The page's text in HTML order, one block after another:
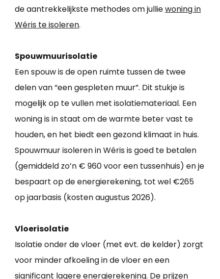
de aantrekkelijkste methodes om julliewoning in
Wéris te isoleren.
Spouwmuurisolatie
Een spouw is de open ruimte tussen de twee
delen van “een gespleten muur”. Dit stukje is
mogelijk op te vullen met isolatiemateriaal. Een
woning is in staat om de warmte beter vast te
houden, en het biedt een gezond klimaat in huis.
Spouwmuur isoleren in Wéris is goed te betalen
(gemiddeld zo’n € 960 voor een tussenhuis) en je
bespaart op de energierekening, tot wel €265
op jaarbasis (kosten augustus 2026).
Vloerisolatie
Isolatie onder de vloer (met evt. de kelder) zorgt
voor minder afkoeling in de vloer en een
significant lagere energierekening. De prijzen